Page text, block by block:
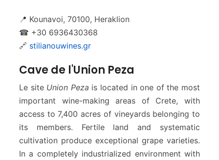
📍 Kounavoi, 70100, Heraklion
☎ +30 6936430368
🔗 stilianouwines.gr
Cave de l'Union Peza
Le site Union Peza is located in one of the most
important wine-making areas of Crete, with
access to 7,400 acres of vineyards belonging to
its members. Fertile land and systematic
cultivation produce exceptional grape varieties.
In a completely industrialized environment with